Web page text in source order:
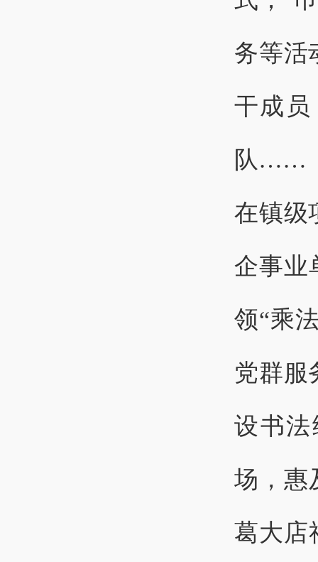
务等活
干成
队……
在镇级
企事业
领“乘
党群服
设书法
场，惠
葛大店